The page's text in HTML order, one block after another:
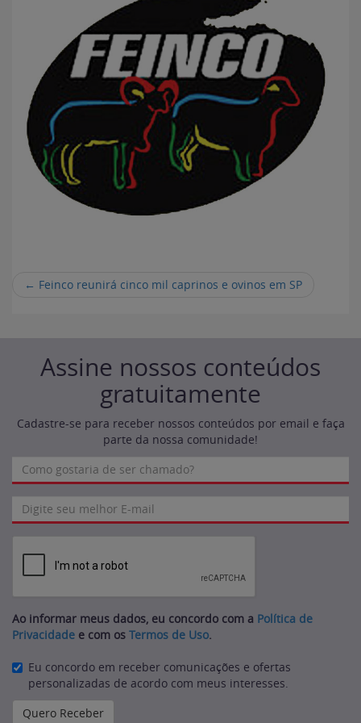
← Feinco reunirá cinco mil caprinos e ovinos em SP
Assine nossos conteúdos
gratuitamente
Cadastre-se para receber nossos conteúdos por email e faça
parte da nossa comunidade!
Ao informar meus dados, eu concordo com a Política de
Privacidade e com os Termos de Uso.
Eu concordo em receber comunicações e ofertas
personalizadas de acordo com meus interesses.